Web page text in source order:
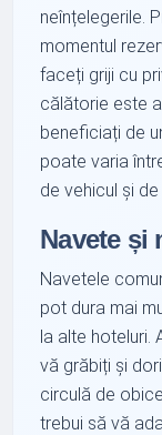
neînțelegerile.
momentul
faceți griji cu
călătorie este
beneficiați de
poate varia
de vehicul și de
Navete și
Navetele
pot dura mai
la alte hoteluri.
vă grăbiți și
circulă de
trebui să vă